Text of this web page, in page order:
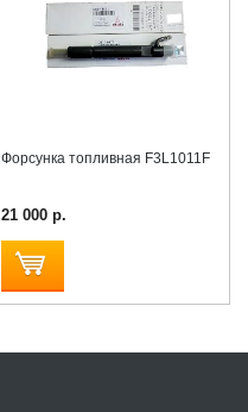
Форсунка топливная F3L1011F
21 000 р.